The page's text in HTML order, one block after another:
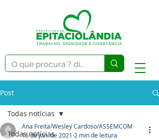
Post
Todas notícias
Todas notícias
Ana Freita/Wesley Cardoso/ASSEMCOM
16 de jun. de 2021 2 min de leitura